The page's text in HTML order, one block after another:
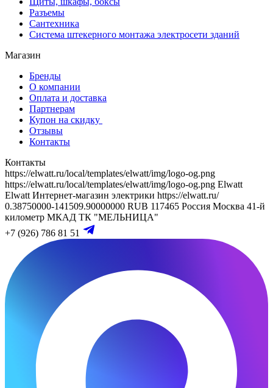
Разъемы
Сантехника
Система штекерного монтажа электросети зданий
Магазин
Бренды
О компании
Оплата и доставка
Партнерам
Купон на скидку
Отзывы
Контакты
Контакты
https://elwatt.ru/local/templates/elwatt/img/logo-og.png
https://elwatt.ru/local/templates/elwatt/img/logo-og.png Elwatt
Elwatt Интернет-магазин электрики https://elwatt.ru/
0.38750000-141509.90000000 RUB 117465 Россия Москва 41-й
километр МКАД ТК "МЕЛЬНИЦА"
+7 (926) 786 81 51